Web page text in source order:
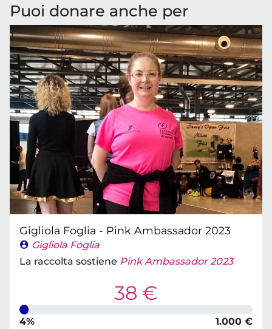
Puoi donare anche per
Gigliola Foglia - Pink Ambassador 2023
Gigliola Foglia
La raccolta sostiene Pink Ambassador 2023
38 €
4%
1.000 €